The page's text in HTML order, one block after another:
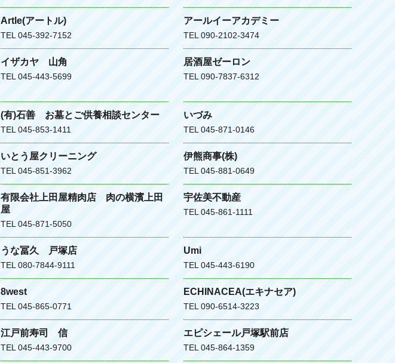
Artle(アートル)
TEL 045-392-7152
アールイーアカデミー
TEL 090-2102-3474
イザカヤ 山角
TEL 045-443-5699
居酒屋ゼーロン
TEL 090-7837-6312
(有)石善 お墓とご供養相談センター
TEL 045-853-1411
いづみ
TEL 045-871-0146
いとう屋クリーニング
TEL 045-851-3962
伊熊商事(株)
TEL 045-881-0649
有限会社上田屋精肉店 肉の横濱上田
屋
TEL 045-871-5050
宇佐美不動産
TEL 045-861-1111
うな冨久 戸塚店
TEL 080-7844-9111
Umi
TEL 045-443-6190
8west
TEL 045-865-0771
ECHINACEA(エキナセア)
TEL 090-6514-3223
江戸前寿司 信
TEL 045-443-9700
エピシェール戸塚駅前店
TEL 045-864-1359